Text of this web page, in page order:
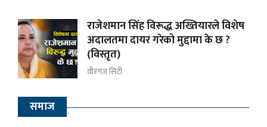
राजेशमान सिंह विरूद्ध अख्तियारले विशेष
अदालतमा दायर गरेको मुद्दामा के छ ?
(विस्तृत)
वीरगंज सिटी
समाज